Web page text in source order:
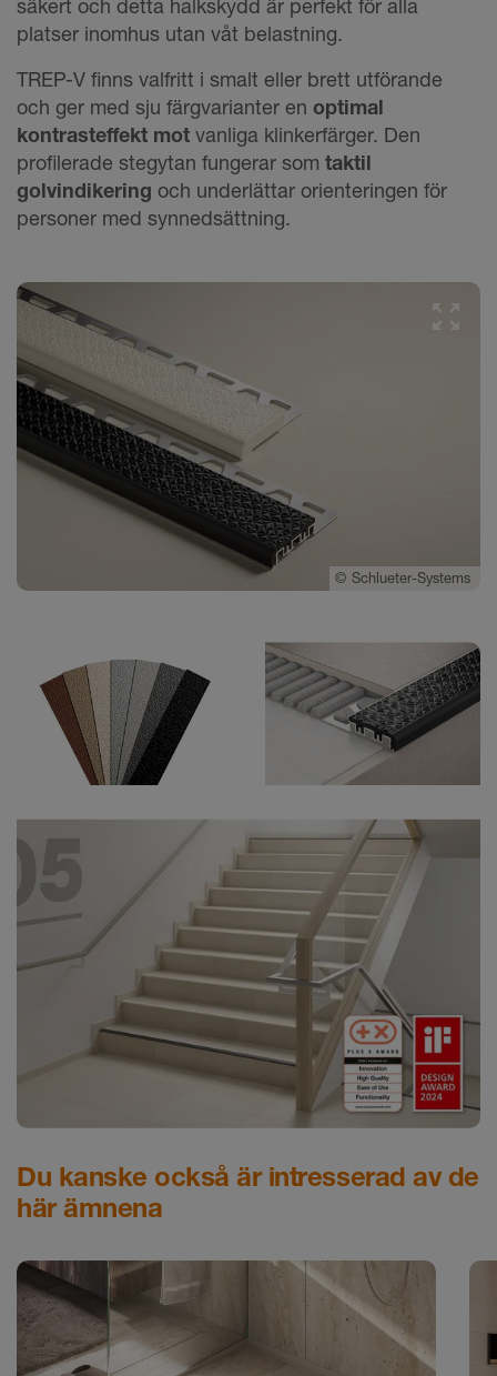
säkert och detta halkskydd är perfekt för alla
platser inomhus utan våt belastning.
TREP-V finns valfritt i smalt eller brett utförande
och ger med sju färgvarianter en optimal
kontrasteffekt mot vanliga klinkerfärger. Den
profilerade stegytan fungerar som taktil
golvindikering och underlättar orienteringen för
personer med synnedsättning.
© Schlueter-Systems
Du kanske också är intresserad av de
här ämnena